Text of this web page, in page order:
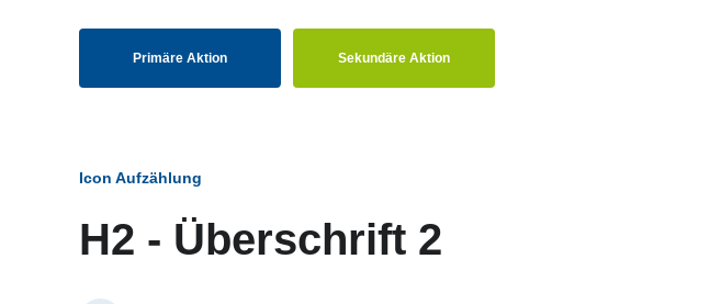
Primäre Aktion Sekundäre Aktion
Icon Aufzählung
H2 - Überschrift 2